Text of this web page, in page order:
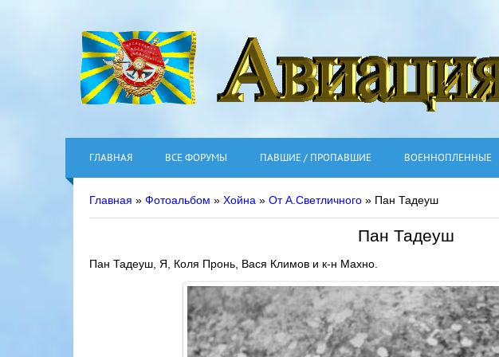
ГЛАВНАЯ ВСЕ ФОРУМЫ ПАВШИЕ / ПРОПАВШИЕ ВОЕННОПЛЕННЫЕ
Главная » Фотоальбом » Хойна » От А.Светличного » Пан Тадеуш
Пан Тадеуш
Пан Тадеуш, Я, Коля Пронь, Вася Климов и к-н Махно.